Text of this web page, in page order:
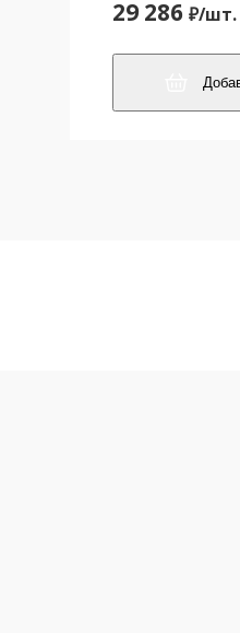
29 286 ₽/шт.